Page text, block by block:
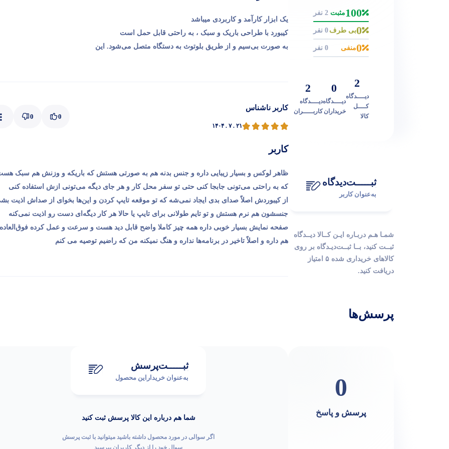
100مثبت 2 نفر
0بی طرف 0 نفر
0منفی 0 نفر
2
دیــــدگاه
کــــل
کالا
0
دیــــدگاه
خریداران
2
دیــــدگاه
کاربـــــران
ثبـــــت‌دیدگاه
به‌عنوان کاربر
شمـا هـم دربـاره ایـن کــالا دیــدگاه
ثبــت کنید، بــا ثبــت‌دیـدگاه بر روی
کالاهای خریداری شده ۵ امتیاز
دریافت کنید.
یک ابزار کارآمد و کاربردی میباشد
کیبورد با طراحی باریک و سبک ، به راحتی قابل حمل است
به صورت بی‌سیم و از طریق بلوتوث به دستگاه متصل می‌شود. این
کاربر ناشناس
۱۴۰۴ . ۷ . ۲۱
0
0
کاربر
ظاهر لوکس و بسیار زیبایی داره و جنس بدنه هم به صورتی هستش که باریکه و وزنش هم سبک
که به راحتی می‌تونی جابجا کنی حتی تو سفر محل کار و هر جای دیگه می‌تونی ازش استفاده کنی
از کیبوردش اصلاً صدای بدی ایجاد نمی‌شه که تو موقعه تایپ کردن و این‌ها بخوای از صداش اذیت
جنسشون هم نرم هستش و تو تایم طولانی برای تایپ یا حالا هر کار دیگه‌ای دست رو اذیت نمی‌کنه
صفحه نمایش بسیار خوبی داره همه چیز کاملا واضح قابل دید هست و سرعت و عمل کرده
هم داره و اصلاً تاخیر در برنامه‌ها نداره و هنگ نمیکنه من که راضیم توصیه می کنم
پرسش‌ها
0
پرسش و پاسخ
ثبـــــت‌پرسش
به‌عنوان ‌خریدار‌این‌ محصول
شما هم درباره این کالا پرسش ثبت کنید
اگر سوالی در مورد محصول داشته باشید میتوانید با ثبت پرسش
سوال خود را از دیگر کاربران بپرسید